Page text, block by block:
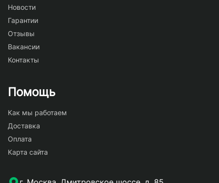
Новости
Гарантии
Отзывы
Вакансии
Контакты
Помощь
Как мы работаем
Доставка
Оплата
Карта сайта